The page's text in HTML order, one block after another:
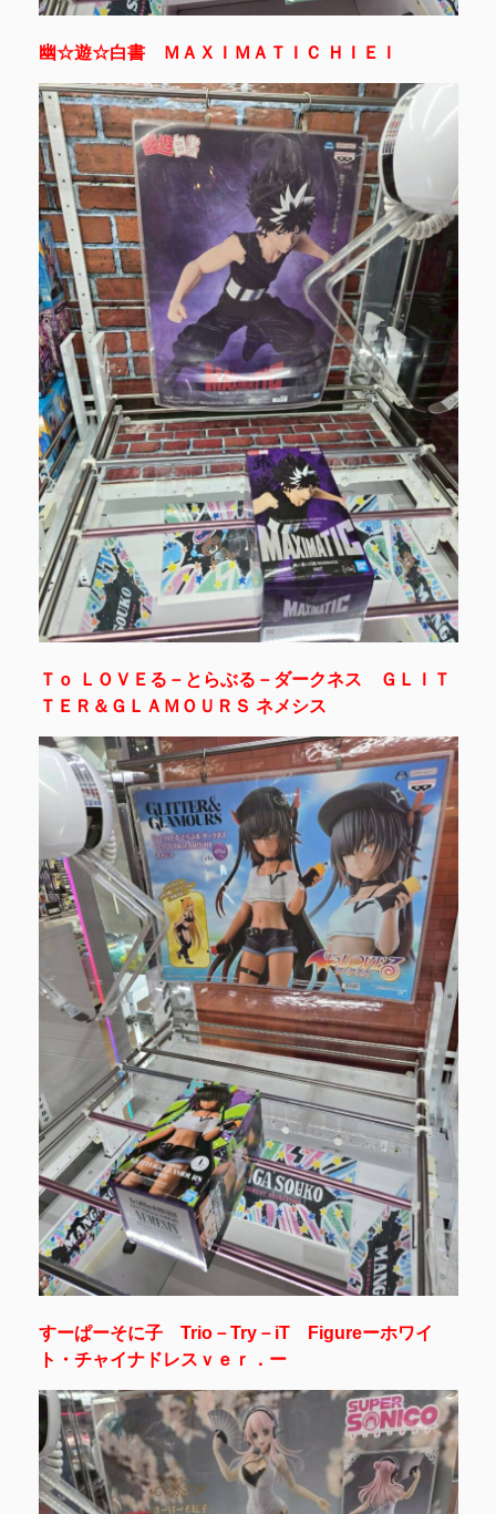
幽☆遊☆白書 ＭＡＸＩＭＡＴＩＣ ＨＩＥＩ
Ｔｏ ＬＯＶＥる－とらぶる－ダークネス ＧＬＩＴ
ＴＥＲ＆ＧＬＡＭＯＵＲＳ ネメシス
すーぱーそに子 Trio－Try－iT Figureーホワイ
ト・チャイナドレスｖｅｒ．ー